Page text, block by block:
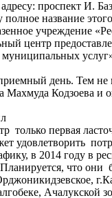
проспект И.
полное название
учреждение
центр
день. Тем не
Махмуда Кодзоева и
только первая
удовлетворить
в 2014 году в
что они
Ачалукской